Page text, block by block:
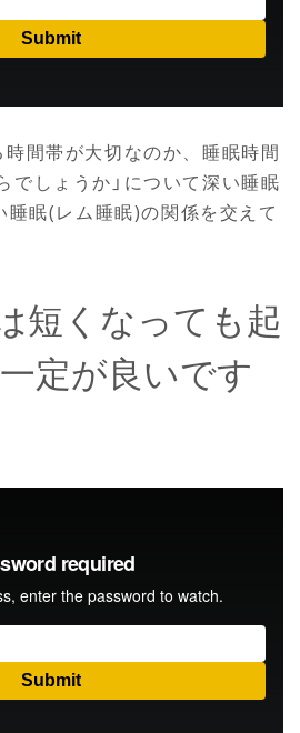
時間帯が大切なのか、睡眠時間
でしょうか」について深い睡眠
眠(レム睡眠)の関係を交えて
短くなっても起
定が良いです